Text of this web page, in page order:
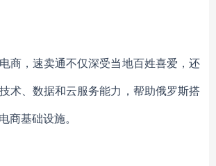
商，速卖通不仅深受当地百姓喜爱，还
术、数据和云服务能力，帮助俄罗斯搭
商基础设施。